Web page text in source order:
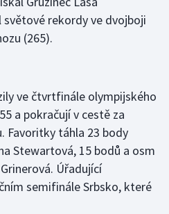
světové rekordy ve dvojboji
(265).
ve čtvrtfinále olympijského
a pokračují v cestě za
Favoritky táhla 23 body
Stewartová, 15 bodů a osm
Úřadující
semifinále Srbsko, které